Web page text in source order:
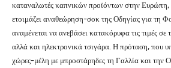
καταναλωτές καπνικών προϊόντων στην
ετοιμάζει αναθεώρηση-σοκ της Οδηγίας για τη
αναμένεται να ανεβάσει κατακόρυφα τις τιμές σε
αλλά και ηλεκτρονικά τσιγάρα. Η πρόταση, που
χώρες-μέλη με μπροστάρηδες τη Γαλλία και την